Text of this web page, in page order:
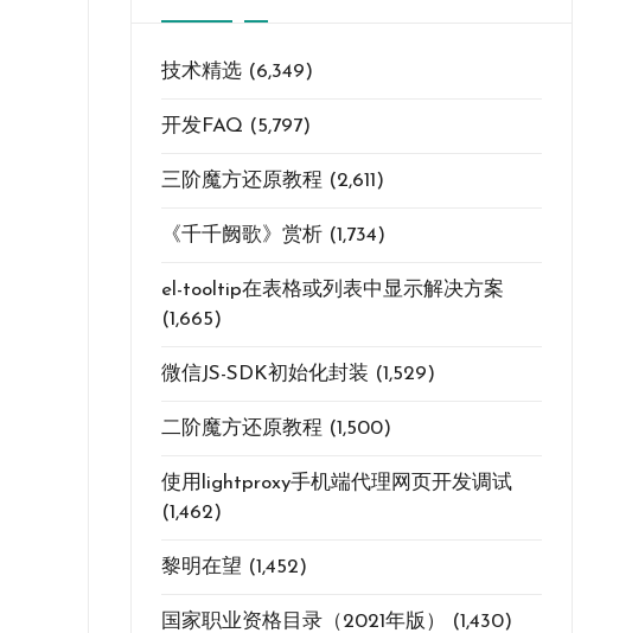
技术精选 (6,349)
开发FAQ (5,797)
三阶魔方还原教程 (2,611)
《千千阙歌》赏析 (1,734)
el-tooltip在表格或列表中显示解决方案
(1,665)
微信JS-SDK初始化封装 (1,529)
二阶魔方还原教程 (1,500)
使用lightproxy手机端代理网页开发调试
(1,462)
黎明在望 (1,452)
国家职业资格目录（2021年版） (1,430)